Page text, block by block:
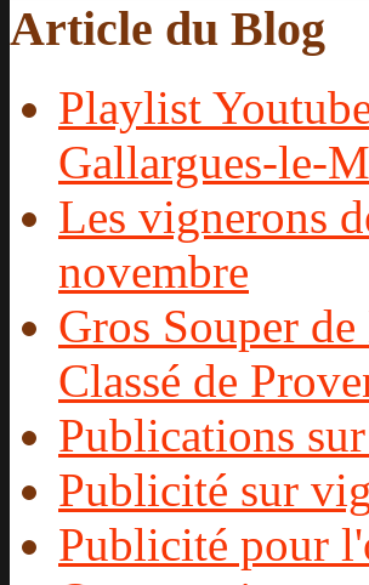
Article du Blog
Playlist
Gallargues-le-
Les vignerons
novembre
Gros Souper
Classé de
Publications
Publicité sur
Publicité pour